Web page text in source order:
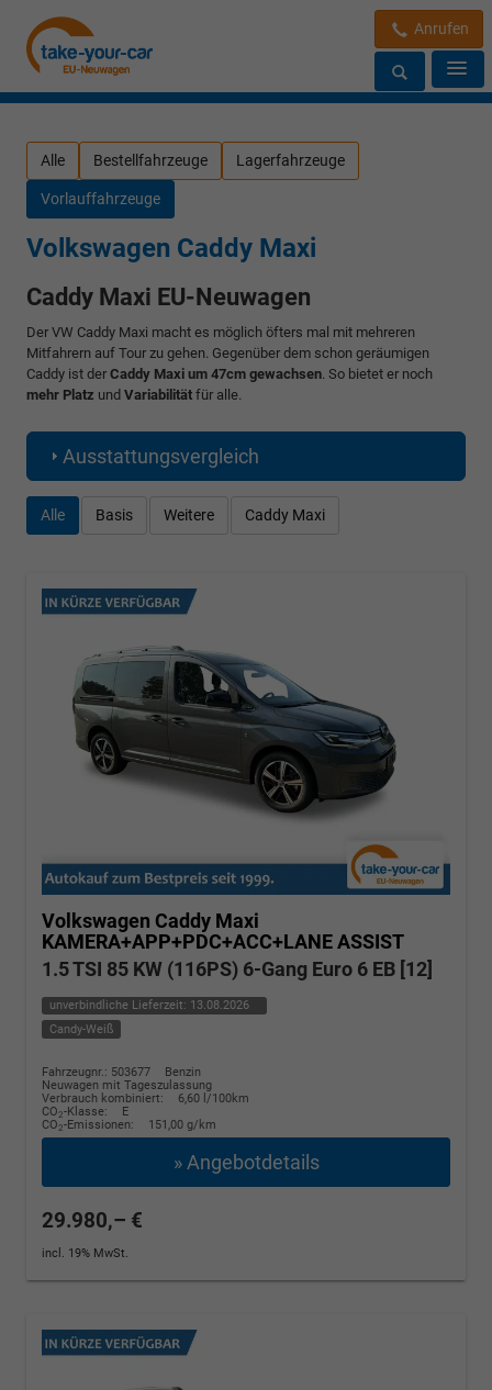
Anrufen
Alle Bestellfahrzeuge Lagerfahrzeuge
Vorlauffahrzeuge
Volkswagen Caddy Maxi
Caddy Maxi EU-Neuwagen
Der VW Caddy Maxi macht es möglich öfters mal mit mehreren
Mitfahrern auf Tour zu gehen. Gegenüber dem schon geräumigen
Caddy ist der Caddy Maxi um 47cm gewachsen . So bietet er noch
mehr Platz und Variabilität für alle.
Ausstattungsvergleich
Alle Basis Weitere Caddy Maxi
Volkswagen Caddy Maxi
KAMERA+APP+PDC+ACC+LANE ASSIST
1.5 TSI 85 KW (116PS) 6-Gang Euro 6 EB [12]
unverbindliche Lieferzeit: 13.08.2026
Candy-Weiß
Fahrzeugnr.: 503677
Benzin
Neuwagen mit Tageszulassung
Verbrauch kombiniert:
6,60 l/100km
CO2-Klasse:
E
CO2-Emissionen: 151,00 g/km
» Angebotdetails
29.980,– €
incl. 19% MwSt.